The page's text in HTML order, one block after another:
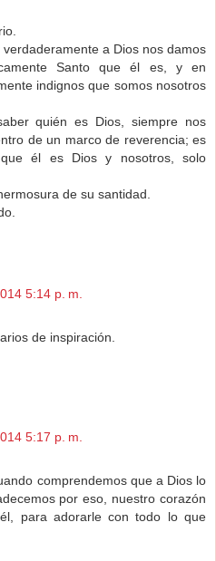
a Dios nos damos
Santo que él es, y en
indignos que somos nosotros
quién es Dios, siempre nos
de un marco de reverencia; es
que él es Dios y nosotros, solo
de su santidad.
5:14 p. m.
de inspiración.
5:17 p. m.
comprendemos que a Dios lo
por eso, nuestro corazón
para adorarle con todo lo que